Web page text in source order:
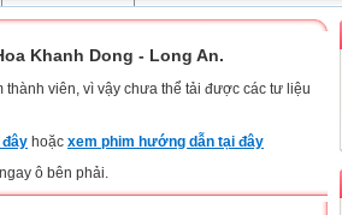
Khanh Dong - Long An.
viên, vì vậy chưa thể tải được các tư liệu
đây hoặc xem phim hướng dẫn tại đây
ô bên phải.